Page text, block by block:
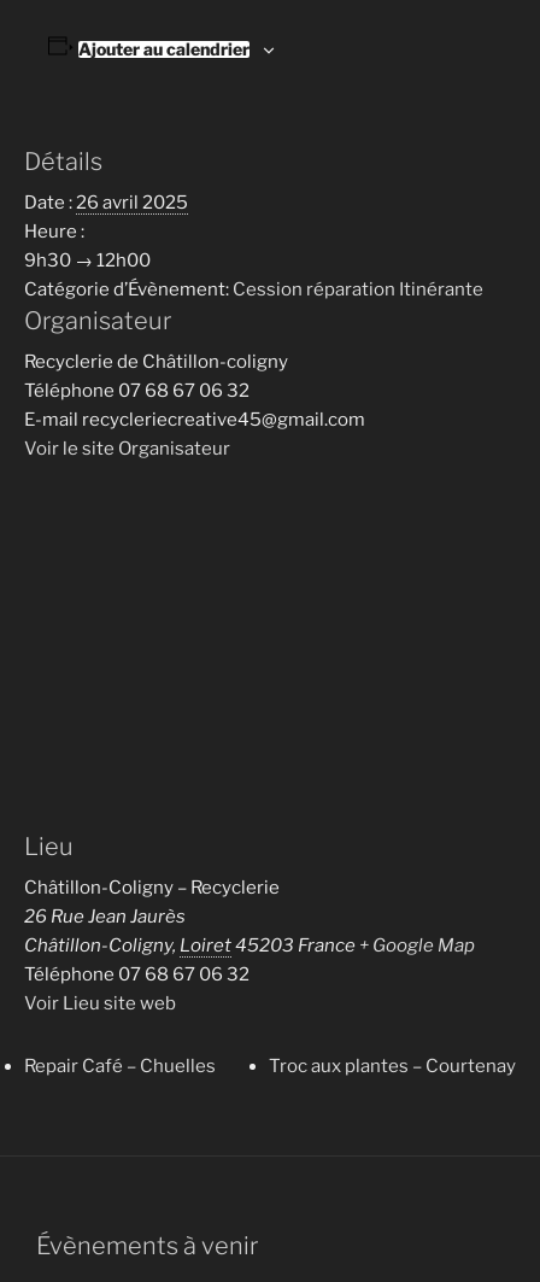
Ajouter au calendrier
Détails
Date :26 avril 2025
Heure :
9h30 → 12h00
Catégorie d’Évènement: Cession réparation Itinérante
Organisateur
Recyclerie de Châtillon-coligny
Téléphone 07 68 67 06 32
E-mail recycleriecreative45@gmail.com
Voir le site Organisateur
Lieu
Châtillon-Coligny – Recyclerie
26 Rue Jean Jaurès
Châtillon-Coligny, Loiret45203 France + Google Map
Téléphone 07 68 67 06 32
Voir Lieu site web
Repair Café – Chuelles Troc aux plantes – Courtenay
Évènements à venir